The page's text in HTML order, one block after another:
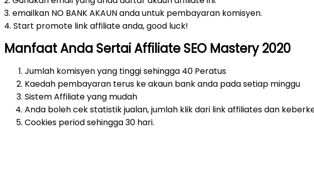
3. emailkan NO BANK AKAUN anda untuk pembayaran komisyen.
4. Start promote link affiliate anda, good luck!
Manfaat Anda Sertai Affiliate SEO Mastery 2020
Jumlah komisyen yang tinggi sehingga 40 Peratus
Kaedah pembayaran terus ke akaun bank anda pada setiap minggu
Sistem Affiliate yang mudah
Anda boleh cek statistik jualan, jumlah klik dari link affiliates dan
Cookies period sehingga 30 hari.